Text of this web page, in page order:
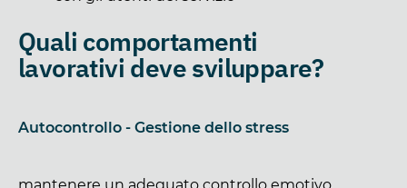
Quali comportamenti
lavorativi deve sviluppare?
Autocontrollo - Gestione dello stress
mantenere un adeguato controllo emotivo,